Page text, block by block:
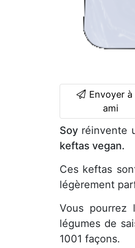
Envoyer à
ami
Soy réinvente
keftas vegan.
Ces keftas
légèrement
Vous pourrez
légumes de
1001 façons.